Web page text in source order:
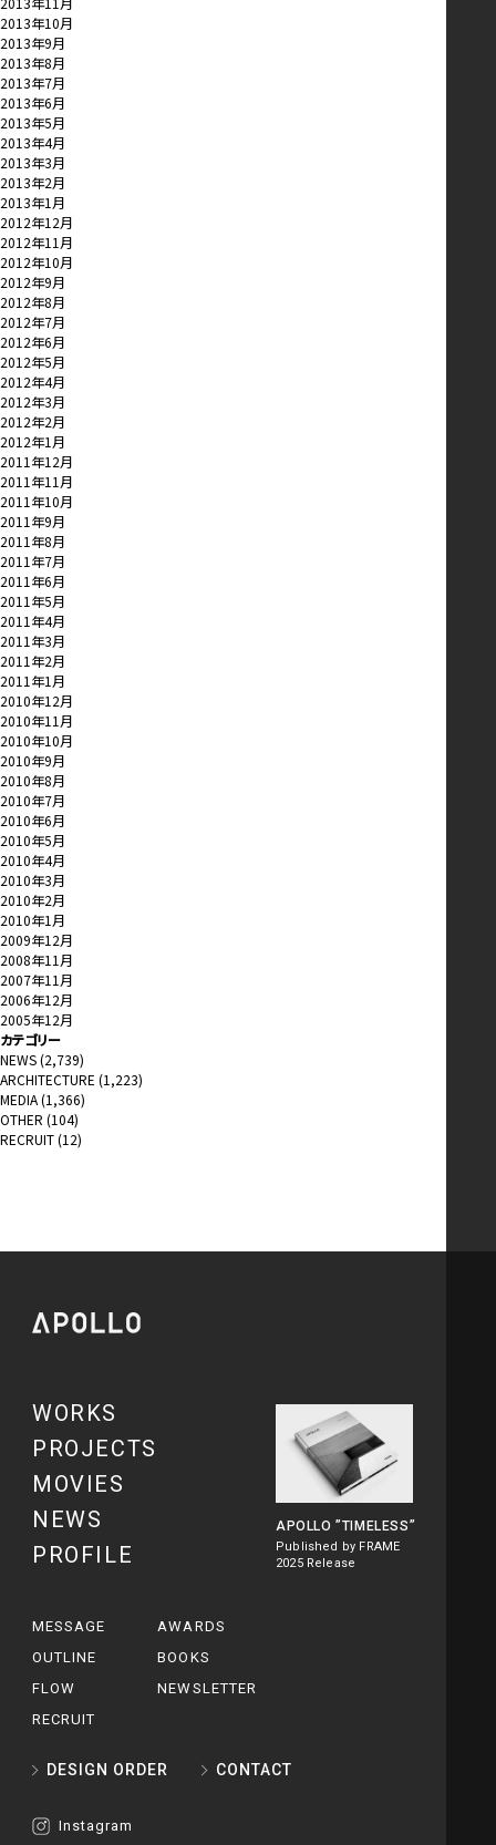
2013年10月
2013年9月
2013年8月
2013年7月
2013年6月
2013年5月
2013年4月
2013年3月
2013年2月
2013年1月
2012年12月
2012年11月
2012年10月
2012年9月
2012年8月
2012年7月
2012年6月
2012年5月
2012年4月
2012年3月
2012年2月
2012年1月
2011年12月
2011年11月
2011年10月
2011年9月
2011年8月
2011年7月
2011年6月
2011年5月
2011年4月
2011年3月
2011年2月
2011年1月
2010年12月
2010年11月
2010年10月
2010年9月
2010年8月
2010年7月
2010年6月
2010年5月
2010年4月
2010年3月
2010年2月
2010年1月
2009年12月
2008年11月
2007年11月
2006年12月
2005年12月
カテゴリー
NEWS(2,739)
ARCHITECTURE (1,223)
MEDIA(1,366)
OTHER (104)
RECRUIT(12)
WORKS
PROJECTS
MOVIES
NEWS
PROFILE
APOLLO”TIMELESS”
Published by FRAME
2025 Release
MESSAGE
AWARDS
OUTLINE
BOOKS
FLOW
NEWSLETTER
RECRUIT
DESIGN ORDER CONTACT
Instagram